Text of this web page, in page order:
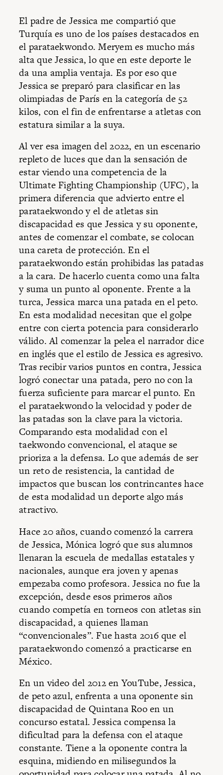
El padre de Jessica me compartió que
Turquía es uno de los países destacados en
el parataekwondo. Meryem es mucho más
alta que Jessica, lo que en este deporte le
da una amplia ventaja. Es por eso que
Jessica se preparó para clasificar en las
olimpiadas de París en la categoría de 52
kilos, con el fin de enfrentarse a atletas con
estatura similar a la suya.
Al ver esa imagen del 2022, en un escenario
repleto de luces que dan la sensación de
estar viendo una competencia de la
Ultimate Fighting Championship (UFC), la
primera diferencia que advierto entre el
parataekwondo y el de atletas sin
discapacidad es que Jessica y su oponente,
antes de comenzar el combate, se colocan
una careta de protección. En el
parataekwondo están prohibidas las patadas
a la cara. De hacerlo cuenta como una falta
y suma un punto al oponente. Frente a la
turca, Jessica marca una patada en el peto.
En esta modalidad necesitan que el golpe
entre con cierta potencia para considerarlo
válido. Al comenzar la pelea el narrador dice
en inglés que el estilo de Jessica es agresivo.
Tras recibir varios puntos en contra, Jessica
logró conectar una patada, pero no con la
fuerza suficiente para marcar el punto. En
el parataekwondo la velocidad y poder de
las patadas son la clave para la victoria.
Comparando esta modalidad con el
taekwondo convencional, el ataque se
prioriza a la defensa. Lo que además de ser
un reto de resistencia, la cantidad de
impactos que buscan los contrincantes hace
de esta modalidad un deporte algo más
atractivo.
Hace 20 años, cuando comenzó la carrera
de Jessica, Mónica logró que sus alumnos
llenaran la escuela de medallas estatales y
nacionales, aunque era joven y apenas
empezaba como profesora. Jessica no fue la
excepción, desde esos primeros años
cuando competía en torneos con atletas sin
discapacidad, a quienes llaman
“convencionales”. Fue hasta 2016 que el
parataekwondo comenzó a practicarse en
México.
En un video del 2012 en YouTube, Jessica,
de peto azul, enfrenta a una oponente sin
discapacidad de Quintana Roo en un
concurso estatal. Jessica compensa la
dificultad para la defensa con el ataque
constante. Tiene a la oponente contra la
esquina, midiendo en milisegundos la